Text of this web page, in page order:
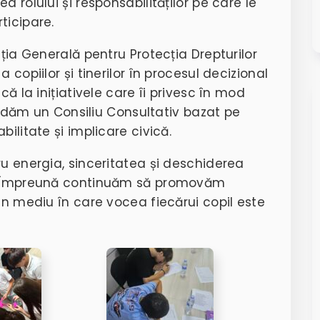
Generală pentru Protecția Drepturilor
copiilor și tinerilor în procesul decizional
la inițiativele care îi privesc în mod
un Consiliu Consultativ bazat pe
și implicare civică.
energia, sinceritatea și deschiderea
continuăm să promovăm
mediu în care vocea fiecărui copil este